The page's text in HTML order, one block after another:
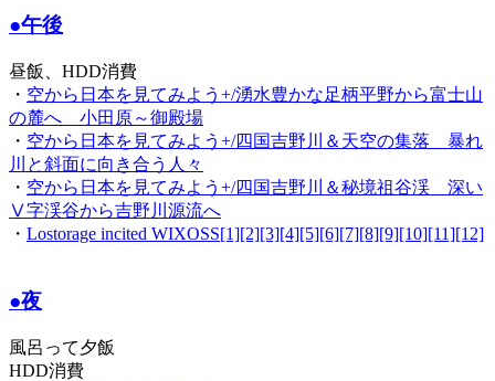
●午後
昼飯、HDD消費
・ 空から日本を見てみよう+/湧水豊かな足柄平野から富士山
の麓へ 小田原～御殿場
・ 空から日本を見てみよう+/四国吉野川＆天空の集落 暴れ
川と斜面に向き合う人々
・ 空から日本を見てみよう+/四国吉野川＆秘境祖谷渓 深い
Ⅴ字渓谷から吉野川源流へ
・ Lostorage incited WIXOSS[1][2][3][4][5][6][7][8][9][10][11][12]
●夜
風呂って夕飯
HDD消費